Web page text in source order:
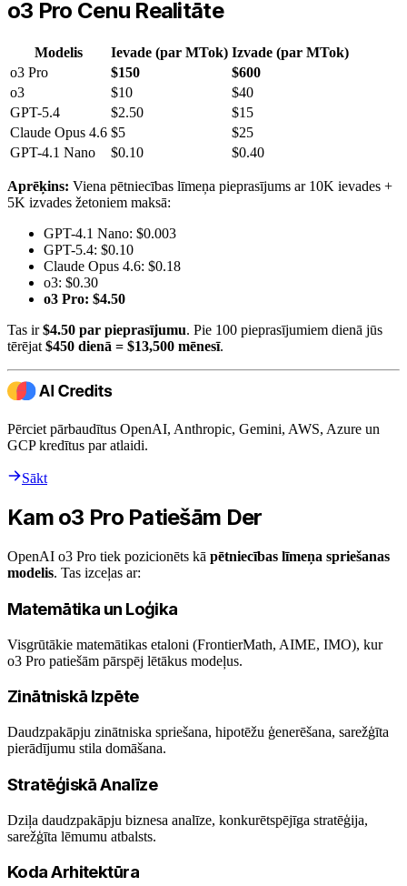
o3 Pro Cenu Realitāte
Modelis Ievade (par MTok) Izvade (par MTok)
o3 Pro
$150
$600
o3
$10
$40
GPT-5.4
$2.50
$15
Claude Opus 4.6 $5
$25
GPT-4.1 Nano
$0.10 $0.40
Aprēķins: Viena pētniecības līmeņa pieprasījums ar 10K ievades +
5K izvades žetoniem maksā:
GPT-4.1 Nano: $0.003
GPT-5.4: $0.10
Claude Opus 4.6: $0.18
o3: $0.30
o3 Pro: $4.50
Tas ir$4.50 par pieprasījumu. Pie 100 pieprasījumiem dienā jūs
tērējat $450 dienā = $13,500 mēnesī.
Pērciet pārbaudītus OpenAI, Anthropic, Gemini, AWS, Azure un
GCP kredītus par atlaidi.
Sākt
Kam o3 Pro Patiešām Der
OpenAI o3 Pro tiek pozicionēts kā pētniecības līmeņa spriešanas
modelis. Tas izceļas ar:
Matemātika un Loģika
Visgrūtākie matemātikas etaloni (FrontierMath, AIME, IMO), kur
o3 Pro patiešām pārspēj lētākus modeļus.
Zinātniskā Izpēte
Daudzpakāpju zinātniska spriešana, hipotēžu ģenerēšana, sarežģīta
pierādījumu stila domāšana.
Stratēģiskā Analīze
Dziļa daudzpakāpju biznesa analīze, konkurētspējīga stratēģija,
sarežģīta lēmumu atbalsts.
Koda Arhitektūra